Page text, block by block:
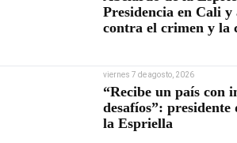
Presidencia en Cali y
contra el crimen y la
viernes 7 de agosto, 2026
“Recibe un país con
desafíos”: presidente
la Espriella